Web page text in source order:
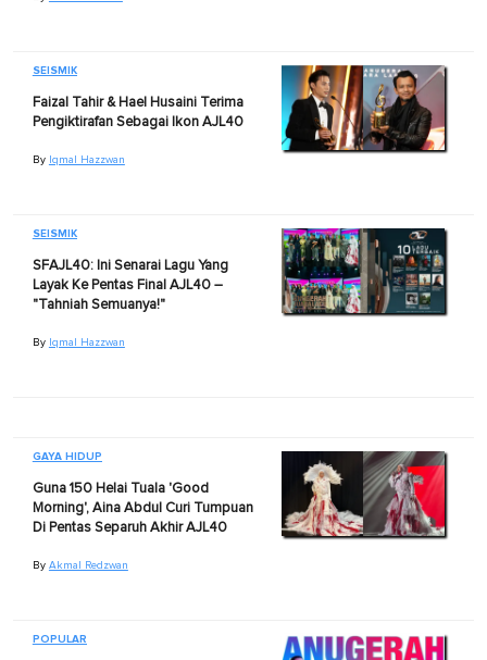
SEISMIK
Faizal Tahir & Hael Husaini Terima
Pengiktirafan Sebagai Ikon AJL40
By Iqmal Hazzwan
SEISMIK
SFAJL40: Ini Senarai Lagu Yang
Layak Ke Pentas Final AJL40 –
"Tahniah Semuanya!"
By Iqmal Hazzwan
GAYA HIDUP
Guna 150 Helai Tuala 'Good
Morning', Aina Abdul Curi Tumpuan
Di Pentas Separuh Akhir AJL40
By Akmal Redzwan
POPULAR